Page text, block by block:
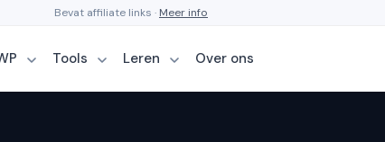
Bevat affiliate links · Meer info
Tools Leren Over ons